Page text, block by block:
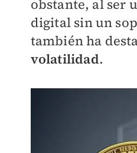
obstante, al ser
digital sin un
también ha
volatilidad.